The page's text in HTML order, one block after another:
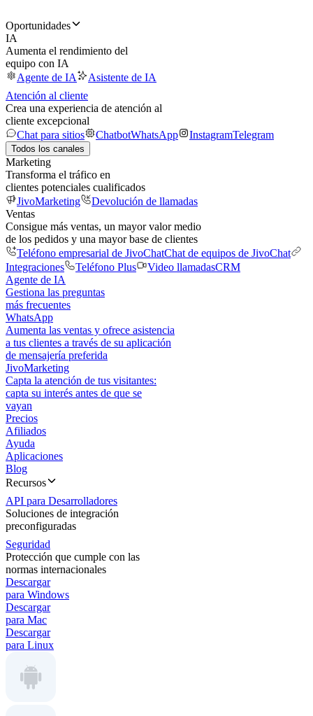
Oportunidades
IA
Aumenta el rendimiento del
equipo con IA
Agente de IA
Asistente de IA
Atención al cliente
Crea una experiencia de atención al
cliente excepcional
Chat para sitios
ChatbotWhatsApp InstagramTelegram
Todos los canales
Marketing
Transforma el tráfico en
clientes potenciales cualificados
JivoMarketing
Devolución de llamadas
Ventas
Consigue más ventas, un mayor valor medio
de los pedidos y una mayor base de clientes
Teléfono empresarial de JivoChatChat de equipos de JivoChat
Integraciones
Teléfono Plus Video llamadasCRM
Agente de IA
Gestiona las preguntas
más frecuentes
WhatsApp
Aumenta las ventas y ofrece asistencia
a tus clientes a través de su aplicación
de mensajería preferida
JivoMarketing
Capta la atención de tus visitantes:
capta su interés antes de que se
vayan
Precios
Afiliados
Ayuda
Aplicaciones
Blog
Recursos
API para Desarrolladores
Soluciones de integración
preconfiguradas
Seguridad
Protección que cumple con las
normas internacionales
Descargar
para Windows
Descargar
para Mac
Descargar
para Linux